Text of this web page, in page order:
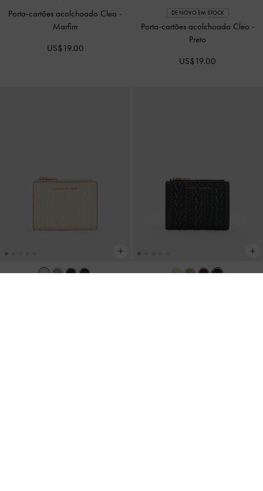
Porta-cartões acolchoado Cleo -
Marfim
US$19.00
DE NOVO EM STOCK
Porta-cartões acolchoado Cleo -
Preto
US$19.00